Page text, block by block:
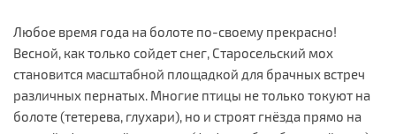
Любое время года на болоте по-своему прекрасно!
Весной, как только сойдет снег, Старосельский мох
становится масштабной площадкой для брачных встреч
различных пернатых. Многие птицы не только токуют на
болоте (тетерева, глухари), но и строят гнёзда прямо на